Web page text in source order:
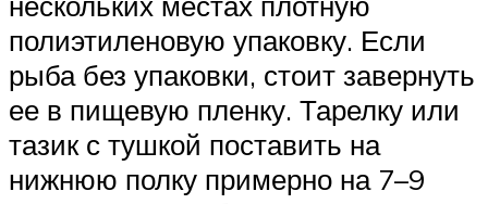
полиэтиленовую упаковку. Если
рыба без упаковки, стоит завернуть
ее в пищевую пленку. Тарелку или
тазик с тушкой поставить на
нижнюю полку примерно на 7–9